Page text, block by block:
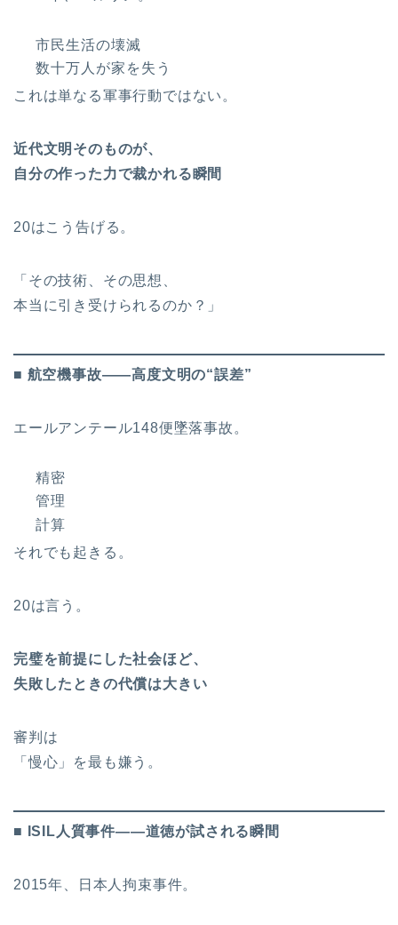
市民生活の壊滅
数十万人が家を失う
これは単なる軍事行動ではない。
近代文明そのものが、
自分の作った力で裁かれる瞬間
20はこう告げる。
「その技術、その思想、
本当に引き受けられるのか？」
■ 航空機事故――高度文明の“誤差”
エールアンテール148便墜落事故。
精密
管理
計算
それでも起きる。
20は言う。
完璧を前提にした社会ほど、
失敗したときの代償は大きい
審判は
「慢心」を最も嫌う。
■ ISIL人質事件――道徳が試される瞬間
2015年、日本人拘束事件。